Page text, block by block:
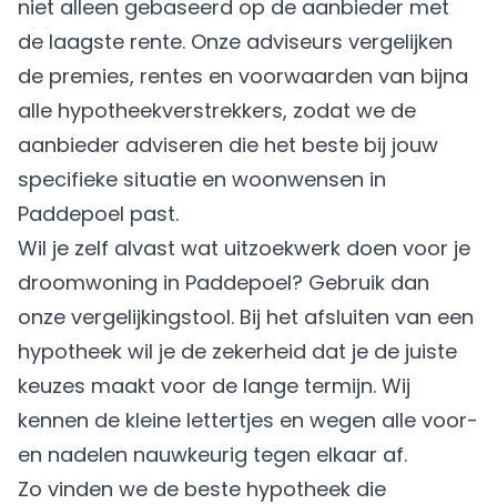
niet alleen gebaseerd op de aanbieder met
de laagste rente. Onze adviseurs vergelijken
de premies, rentes en voorwaarden van bijna
alle hypotheekverstrekkers, zodat we de
aanbieder adviseren die het beste bij jouw
specifieke situatie en woonwensen in
Paddepoel past.
Wil je zelf alvast wat uitzoekwerk doen voor je
droomwoning in Paddepoel? Gebruik dan
onze vergelijkingstool. Bij het afsluiten van een
hypotheek wil je de zekerheid dat je de juiste
keuzes maakt voor de lange termijn. Wij
kennen de kleine lettertjes en wegen alle voor-
en nadelen nauwkeurig tegen elkaar af.
Zo vinden we de beste hypotheek die